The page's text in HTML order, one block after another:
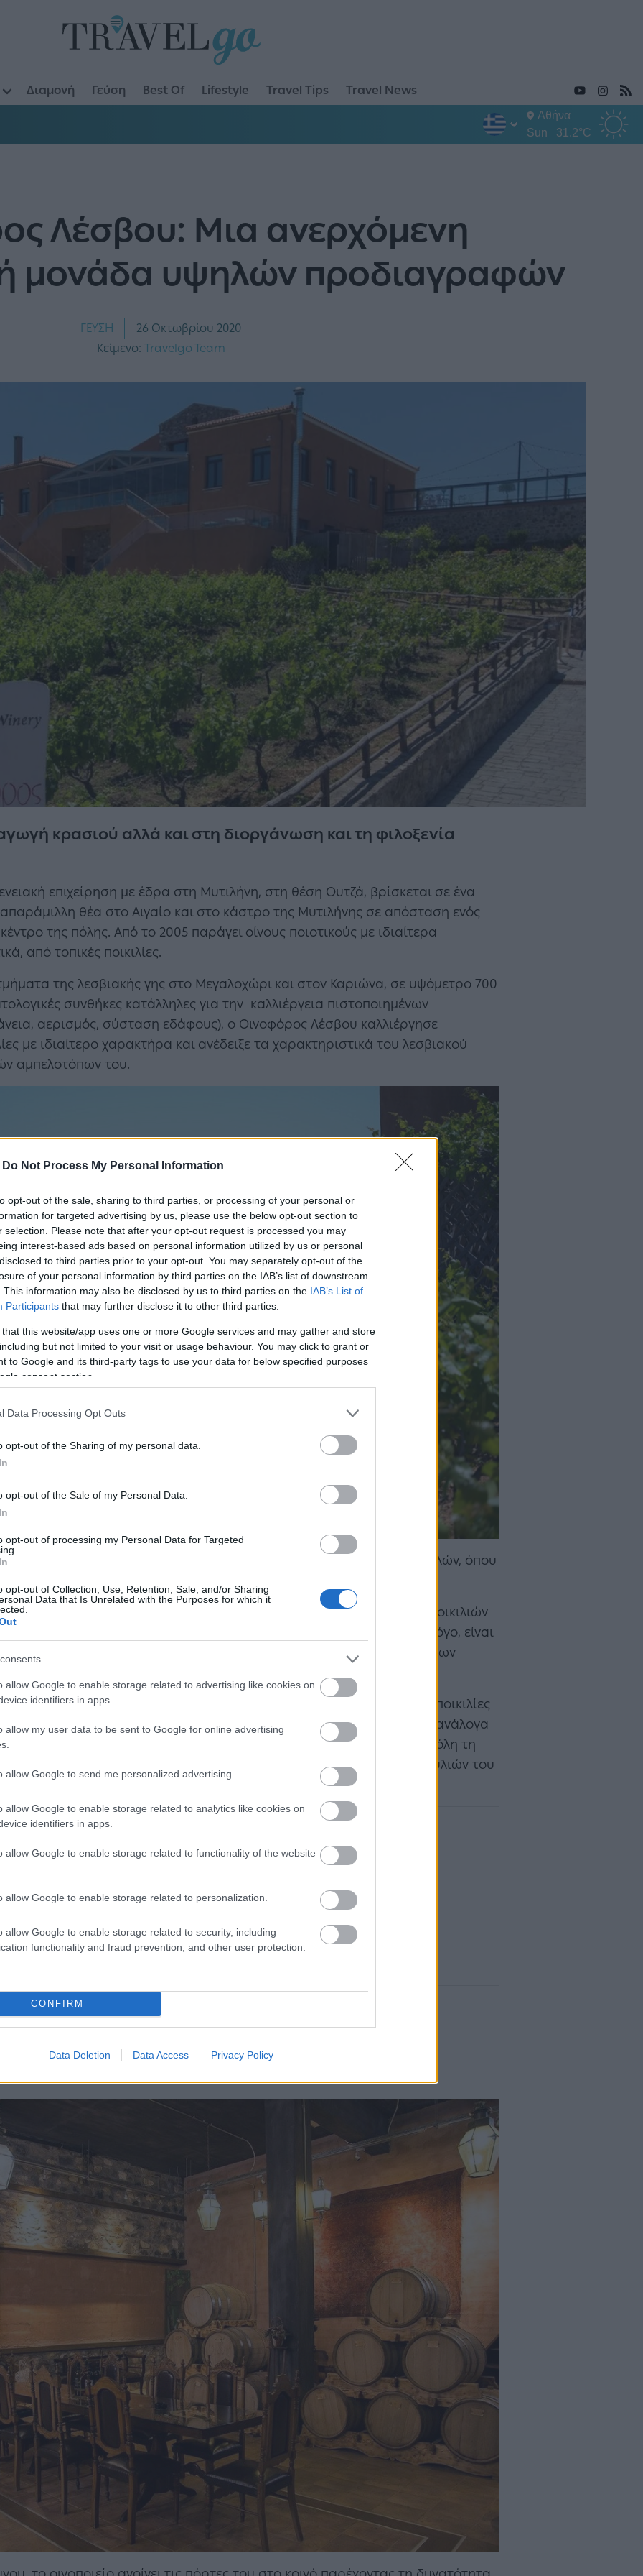
Do Not Process My Personal Information
opt-out of the sale, sharing to third parties, or processing of your personal or
for targeted advertising by us, please use the below opt-out section to
selection. Please note that after your opt-out request is processed you may
interest-based ads based on personal information utilized by us or personal
to third parties prior to your opt-out. You may separately opt-out of the
of your personal information by third parties on the IAB’s list of downstream
This information may also be disclosed by us to third parties on the IAB’s List of
Participants that may further disclose it to other third parties.
that this website/app uses one or more Google services and may gather and store
but not limited to your visit or usage behaviour. You may click to grant or
to Google and its third-party tags to use your data for below specified purposes
consent section.
Data Processing Opt Outs
opt-out of the Sharing of my personal data.
opt-out of the Sale of my Personal Data.
opt-out of processing my Personal Data for Targeted
opt-out of Collection, Use, Retention, Sale, and/or Sharing
Data that Is Unrelated with the Purposes for which it
allow Google to enable storage related to advertising like cookies on
identifiers in apps.
allow my user data to be sent to Google for online advertising
allow Google to send me personalized advertising.
allow Google to enable storage related to analytics like cookies on
identifiers in apps.
allow Google to enable storage related to functionality of the website
allow Google to enable storage related to personalization.
allow Google to enable storage related to security, including
functionality and fraud prevention, and other user protection.
CONFIRM
Data Deletion Data Access Privacy Policy
Διαμονή Γεύση Best Of Lifestyle Travel Tips Travel News
Αθήνα
Sun
31.2°C
Λέσβου: Μια ανερχόμενη
μονάδα υψηλών προδιαγραφών
ΓΕΥΣΗ
26 Οκτωβρίου 2020
Κείμενο: Travelgo Team
κρασιού αλλά και στη διοργάνωση και τη φιλοξενία
επιχείρηση με έδρα στη Μυτιλήνη, στη θέση Ουτζά, βρίσκεται σε ένα
θέα στο Αιγαίο και στο κάστρο της Μυτιλήνης σε απόσταση ενός
της πόλης. Από το 2005 παράγει οίνους ποιοτικούς με ιδιαίτερα
από τοπικές ποικιλίες.
τμήματα της λεσβιακής γης στο Μεγαλοχώρι και στον Καριώνα, σε υψόμετρο 700
συνθήκες κατάλληλες για την καλλιέργεια πιστοποιημένων
αερισμός, σύσταση εδάφους), ο Οινοφόρος Λέσβου καλλιέργησε
με ιδιαίτερο χαρακτήρα και ανέδειξε τα χαρακτηριστικά του λεσβιακού
αμπελοτόπων του.
τα σταφύλια φθάνουν στο οινοποιείο μέσα σε τελάρα των 20 κιλών, όπου
της οινοποίησης.
διαρκής προσπάθεια ανάδειξης των χαρακτηριστικών των ποικιλιών
οινοποιήσεις, συνεχής παρακολούθηση από την έμπειρη οινολόγο, είναι
κατά τη διάρκεια της οινοποίησης και αναδεικνύουν την αγάπη των
την προσοχή στους οίνους που παράγουν.
18 ℃, λευκή οινοποίηση από ερυθρωπά σταφύλια (για τις τοπικές ποικιλίες
ερυθρή οινοποίηση με βραχεία επαφή ή μεγαλύτερη διάρκεια, ανάλογα
και των κρασιών, ωρίμανση του οίνου και συνεχείς έλεγχοι σε όλη τη
των κρασιών, τονίζουν τα οργανοληπτικά χαρακτηριστικά των σταφυλιών του
του λεσβιακού αμπελώνα.
γευσιγνωσία